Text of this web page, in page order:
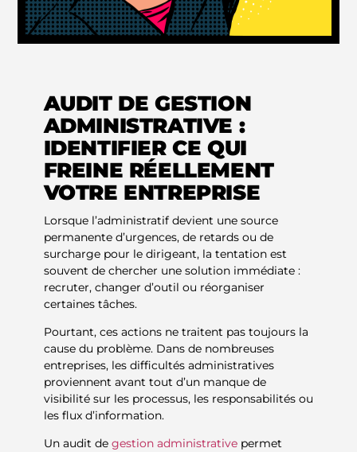
AUDIT DE GESTION
ADMINISTRATIVE :
IDENTIFIER CE QUI
FREINE RÉELLEMENT
VOTRE ENTREPRISE
Lorsque l’administratif devient une source
permanente d’urgences, de retards ou de
surcharge pour le dirigeant, la tentation est
souvent de chercher une solution immédiate :
recruter, changer d’outil ou réorganiser
certaines tâches.
Pourtant, ces actions ne traitent pas toujours la
cause du problème. Dans de nombreuses
entreprises, les difficultés administratives
proviennent avant tout d’un manque de
visibilité sur les processus, les responsabilités ou
les flux d’information.
Un audit de gestion administrativepermet